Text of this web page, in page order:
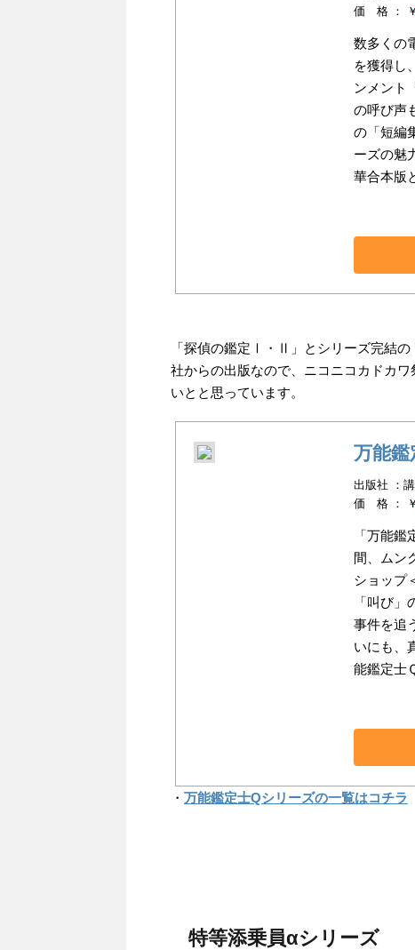
価 格 ：
数多くの
を獲得し
ンメント
の呼び声
の「短編
ーズの魅
華合本版
「探偵の鑑定Ⅰ・Ⅱ」とシリーズ完結
社からの出版なので、ニコニコカドカ
いとと思っています。
万能
出版社 ：
価 格 ：
「万能
間、ムン
ショップ
「叫び
事件を追
いにも、
能鑑定士
・ 万能鑑定士Qシリーズの一覧はコチラ
特等添乗員αシリーズ